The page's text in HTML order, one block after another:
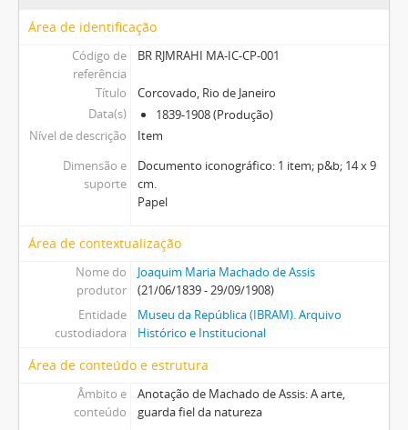
Área de identificação
Código de
referência
BR RJMRAHI MA-IC-CP-001
Título
Corcovado, Rio de Janeiro
Data(s)
1839-1908 (Produção)
Nível de descrição
Item
Dimensão e
suporte
Documento iconográfico: 1 item; p&b; 14 x 9
cm.
Papel
Área de contextualização
Nome do
produtor
Joaquim Maria Machado de Assis
(21/06/1839 - 29/09/1908)
Entidade
custodiadora
Museu da República (IBRAM). Arquivo
Histórico e Institucional
Área de conteúdo e estrutura
Âmbito e
conteúdo
Anotação de Machado de Assis: A arte,
guarda fiel da natureza